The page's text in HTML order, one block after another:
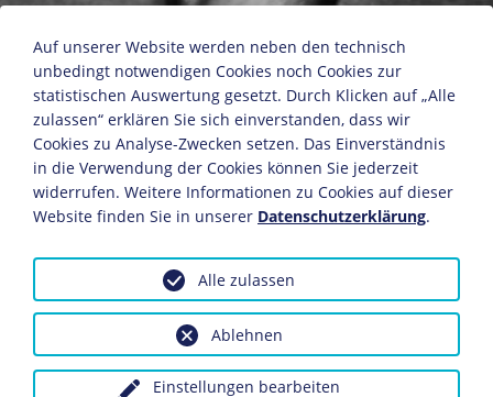
August Horch
Pressebild-Verlag Schirner
1930/1939
18,3 x 13,1 cm
Bildnachweis: Deutsches Historisches Museum,
Inv-Nr.: BA 94/850
Dieses Objekt ist eingebunden in folgende LeMO-Seite:
Biografie August Horch
Auf unserer Website werden neben den technisch
unbedingt notwendigen Cookies noch Cookies zur
statistischen Auswertung gesetzt. Durch Klicken auf „Alle
zulassen“ erklären Sie sich einverstanden, dass wir
Cookies zu Analyse-Zwecken setzen. Das Einverständnis
in die Verwendung der Cookies können Sie jederzeit
widerrufen. Weitere Informationen zu Cookies auf dieser
Website finden Sie in unserer Datenschutzerklärung.
Einstellungen bearbeiten
Ablehnen
Alle zulassen